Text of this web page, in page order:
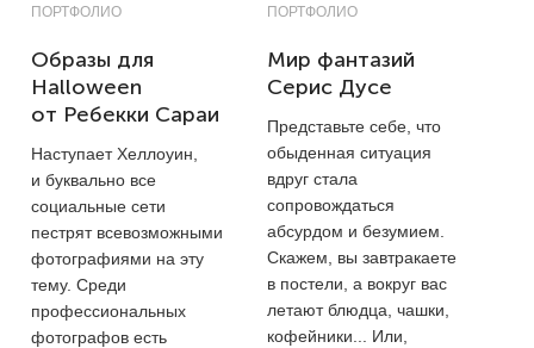
ПОРТФОЛИО
Образы для
Halloween
от Ребекки Сараи
Наступает Хеллоуин,
и буквально все
социальные сети
пестрят всевозможными
фотографиями на эту
тему. Среди
профессиональных
фотографов есть
ПОРТФОЛИО
Мир фантазий
Серис Дусе
Представьте себе, что
обыденная ситуация
вдруг стала
сопровождаться
абсурдом и безумием.
Скажем, вы завтракаете
в постели, а вокруг вас
летают блюдца, чашки,
кофейники... Или,